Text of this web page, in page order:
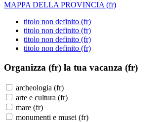
MAPPA DELLA PROVINCIA (fr)
titolo non definito (fr)
titolo non definito (fr)
titolo non definito (fr)
titolo non definito (fr)
Organizza (fr) la tua vacanza (fr)
archeologia (fr)
arte e cultura (fr)
mare (fr)
monumenti e musei (fr)